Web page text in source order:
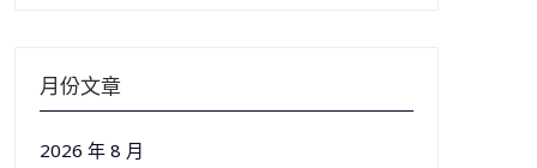
月份文章
2026 年 8 月